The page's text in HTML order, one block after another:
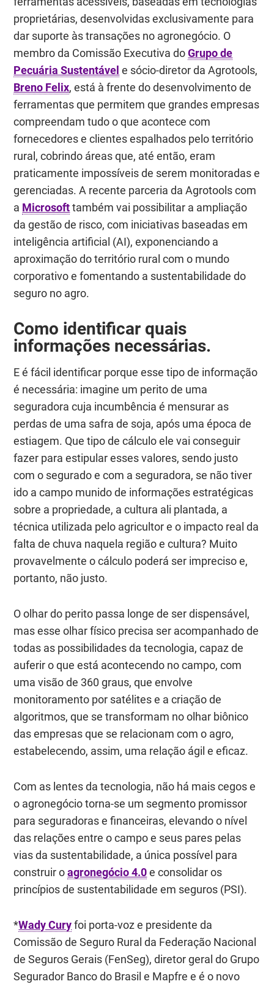
proprietárias, desenvolvidas exclusivamente para
dar suporte às transações no agronegócio. O
membro da Comissão Executiva doGrupo de
Pecuária Sustentável e sócio-diretor da Agrotools,
Breno Felix, está à frente do desenvolvimento de
ferramentas que permitem que grandes empresas
compreendam tudo o que acontece com
fornecedores e clientes espalhados pelo território
rural, cobrindo áreas que, até então, eram
praticamente impossíveis de serem monitoradas e
gerenciadas. A recente parceria da Agrotools com
a Microsofttambém vai possibilitar a ampliação
da gestão de risco, com iniciativas baseadas em
inteligência artificial (AI), exponenciando a
aproximação do território rural com o mundo
corporativo e fomentando a sustentabilidade do
seguro no agro.
Como identificar quais
informações necessárias.
E é fácil identificar porque esse tipo de informação
é necessária: imagine um perito de uma
seguradora cuja incumbência é mensurar as
perdas de uma safra de soja, após uma época de
estiagem. Que tipo de cálculo ele vai conseguir
fazer para estipular esses valores, sendo justo
com o segurado e com a seguradora, se não tiver
ido a campo munido de informações estratégicas
sobre a propriedade, a cultura ali plantada, a
técnica utilizada pelo agricultor e o impacto real da
falta de chuva naquela região e cultura? Muito
provavelmente o cálculo poderá ser impreciso e,
portanto, não justo.
O olhar do perito passa longe de ser dispensável,
mas esseolhar físico precisa ser acompanhado de
todas as possibilidades da tecnologia, capaz de
auferir o que está acontecendo no campo, com
uma visão de 360 graus, que envolve
monitoramento por satélites e a criação de
algoritmos, que se transformam noolhar biônico
das empresas que se relacionam com o agro,
estabelecendo, assim, uma relação ágil e eficaz.
Com as lentes da tecnologia, não há mais cegos e
o agronegócio torna-se um segmento promissor
para seguradoras e financeiras, elevando o nível
das relações entre o campo e seus pares pelas
vias da sustentabilidade, a única possível para
construir oagronegócio 4.0e consolidar os
princípios de sustentabilidade em seguros (PSI).
*Wady Curyfoi porta-voz e presidente da
Comissão de Seguro Rural da Federação Nacional
de Seguros Gerais (FenSeg), diretor geral do Grupo
Segurador Banco do Brasil e Mapfre e é o novo